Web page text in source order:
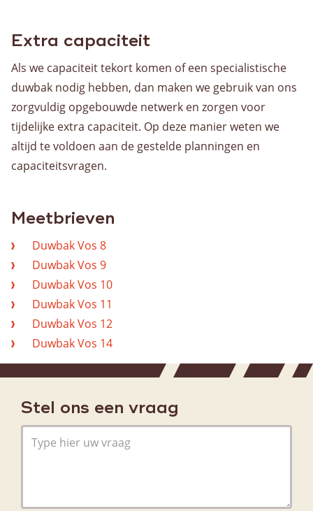
Value Added Logistics
Container handling
Douane activiteiten
Assemblage
Dozen voor AGF en bakkerswereld
Voorraadbeheer
Werken bij
Over ons
Historie
Organisatie
Kwaliteit
Nieuws
Extra capaciteit
Als we capaciteit tekort komen of een specialistische
duwbak nodig hebben, dan maken we gebruik van ons
zorgvuldig opgebouwde netwerk en zorgen voor
tijdelijke extra capaciteit. Op deze manier weten we
altijd te voldoen aan de gestelde planningen en
capaciteitsvragen.
Meetbrieven
Duwbak Vos 8
Duwbak Vos 9
Duwbak Vos 10
Duwbak Vos 11
Duwbak Vos 12
Duwbak Vos 14
Stel ons een vraag